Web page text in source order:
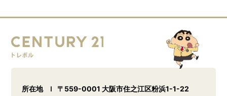
所在地
〒559-0001 大阪市住之江区粉浜1-1-22